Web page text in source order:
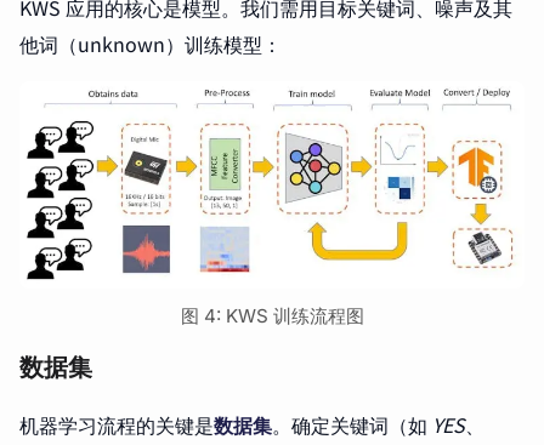
KWS 应用的核心是模型。我们需用目标关键词、噪声及其
他词（unknown）训练模型：
图 4: KWS 训练流程图
数据集
机器学习流程的关键是数据集。确定关键词（如 YES、